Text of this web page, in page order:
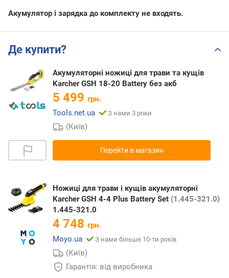
Акумулятор і зарядка до комплекту не входять.
Де купити?
Акумуляторні ножиці для трави та кущів
Karcher GSH 18-20 Battery без акб
5 499 грн.
Tools.net.ua
З нами 3 роки
(Київ)
Перейти в магазин
Ножиці для трави і кущів акумуляторні
Karcher GSH 4-4 Plus Battery Set (1.445-321.0)
1.445-321.0
4 748 грн.
Moyo.ua
З нами більше 10-ти років
(Київ)
Гарантія: від виробника